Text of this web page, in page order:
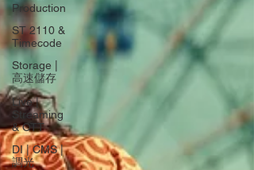
Production
ST 2110 &
Timecode
Storage |
高速儲存
Live |
Streaming
& OTT
DI | CMS |
調光